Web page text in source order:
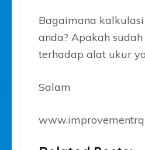
Bagaimana
anda? Apakah
terhadap alat ukur
Salam